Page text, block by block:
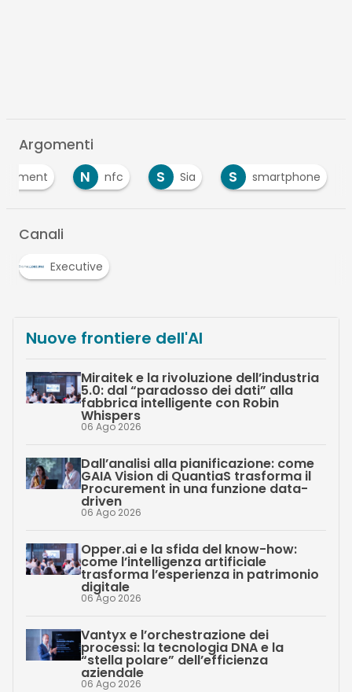
Argomenti
N nfc S Sia S smartphone
Canali
Executive
Nuove frontiere dell'AI
Miraitek e la rivoluzione dell’industria
5.0: dal “paradosso dei dati” alla
fabbrica intelligente con Robin
Whispers
06 Ago 2026
Dall’analisi alla pianificazione: come
GAIA Vision di QuantiaS trasforma il
Procurement in una funzione data-
driven
06 Ago 2026
Opper.ai e la sfida del know-how:
come l’intelligenza artificiale
trasforma l’esperienza in patrimonio
digitale
06 Ago 2026
Vantyx e l’orchestrazione dei
processi: la tecnologia DNA e la
“stella polare” dell’efficienza
aziendale
06 Ago 2026